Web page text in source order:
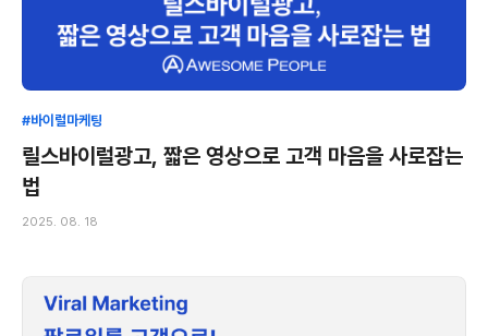
#바이럴마케팅
릴스바이럴광고, 짧은 영상으로 고객 마음을 사로잡는
법
2025. 08. 18